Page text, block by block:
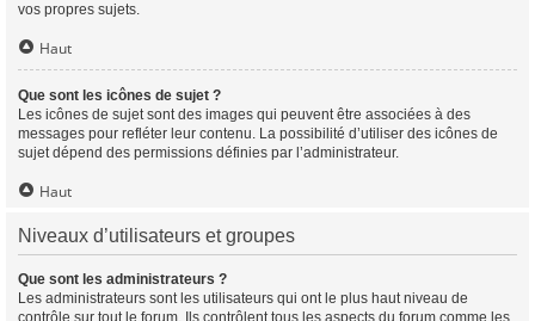
vos propres sujets.
Haut
Que sont les icônes de sujet ?
Les icônes de sujet sont des images qui peuvent être associées à des
messages pour refléter leur contenu. La possibilité d’utiliser des icônes de
sujet dépend des permissions définies par l’administrateur.
Haut
Niveaux d’utilisateurs et groupes
Que sont les administrateurs ?
Les administrateurs sont les utilisateurs qui ont le plus haut niveau de
contrôle sur tout le forum. Ils contrôlent tous les aspects du forum comme les